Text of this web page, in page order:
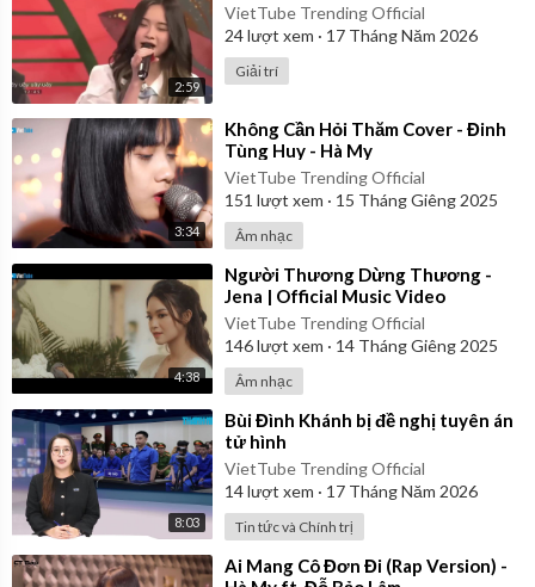
2:59
VietTube Trending Official
24lượt xem · 17 Tháng Năm 2026
Giải trí
3:34
⁣Không Cần Hỏi Thăm Cover - Đinh
Tùng Huy - Hà My
VietTube Trending Official
151 lượt xem · 15 Tháng Giêng 2025
Âm nhạc
4:38
⁣Người Thương Dừng Thương -
Jena | Official Music Video
VietTube Trending Official
146lượt xem · 14 Tháng Giêng 2025
Âm nhạc
8:03
⁣Bùi Đình Khánh bị đề nghị tuyên án
tử hình
VietTube Trending Official
14lượt xem · 17 Tháng Năm 2026
Tin tức và Chính trị
⁣Ai Mang Cô Đơn Đi (Rap Version) -